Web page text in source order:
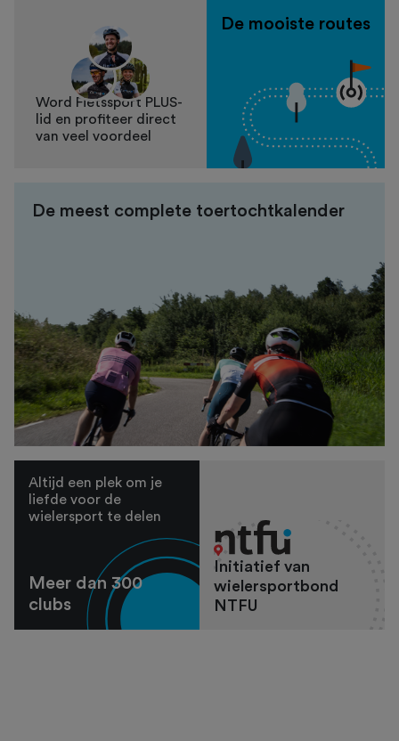
Word Fietssport PLUS-
lid en profiteer direct
van veel voordeel
De mooiste routes
De meest complete toertochtkalender
Altijd een plek om je
liefde voor de
wielersport te delen
Meer dan 300
clubs
Initiatief van
wielersportbond
NTFU